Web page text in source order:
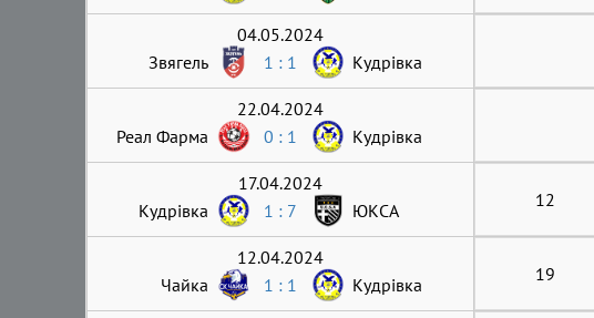
04.05.2024
Звягель
1 : 1 Кудрівка
22.04.2024
Реал Фарма
0 : 1 Кудрівка
17.04.2024
Кудрівка
1 : 7 ЮКСА 12
12.04.2024
Чайка
1 : 1 Кудрівка 19